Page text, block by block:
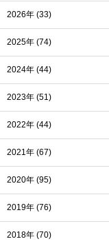
2026年 (33)
2025年 (74)
2024年 (44)
2023年 (51)
2022年 (44)
2021年 (67)
2020年 (95)
2019年 (76)
2018年 (70)